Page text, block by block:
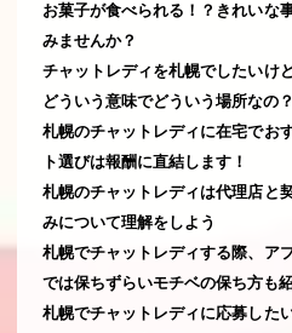
お菓子が食べられる！？きれいな
みませんか？
チャットレディを札幌でしたいけ
どういう意味でどういう場所なの？
札幌のチャットレディに在宅でお
ト選びは報酬に直結します！
札幌のチャットレディは代理店と
みについて理解をしよう
札幌でチャットレディする際、ア
では保ちずらいモチベの保ち方も
札幌でチャットレディに応募した